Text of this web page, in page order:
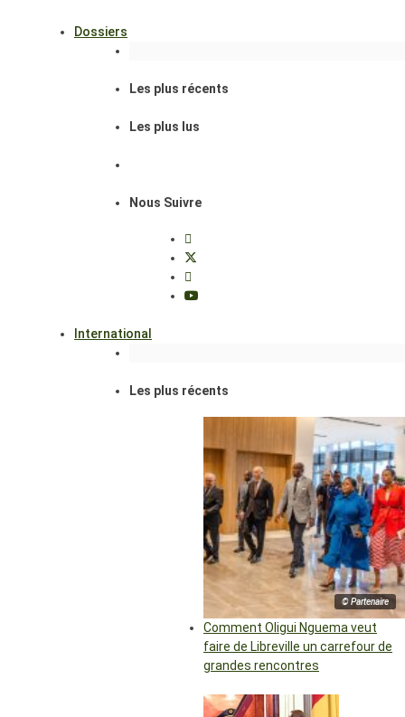
Dossiers
Les plus récents
Les plus lus
Nous Suivre
International
Les plus récents
© Partenaire
Comment Oligui Nguema veut
faire de Libreville un carrefour de
grandes rencontres